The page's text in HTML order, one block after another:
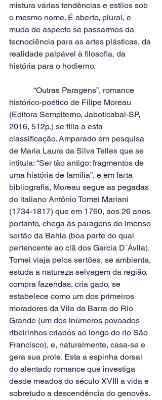
mistura várias tendências e estilos sob
o mesmo nome. É aberto, plural, e
muda de aspecto se passarmos da
tecnociência para as artes plásticas, da
realidade palpável à filosofia, da
história para o hodierno.
histórico-poético de Filipe Moreau
(Editora Sempiterno, Jaboticabal-SP,
2016, 512p.) se filia a esta
classificação. Amparado em pesquisa
de Maria Laura da Silva Telles que se
intitula: “Ser tão antigo: fragmentos de
uma história de família”, e em farta
bibliografia, Moreau segue as pegadas
do italiano Antônio Tomei Mariani
(1734-1817) que em 1760, aos 26 anos
portanto, chega às paragens do imenso
sertão da Bahia (boa parte do qual
pertencente ao clã dos Garcia D´Ávila).
Tomei viaja pelos sertões, se ambienta,
estuda a natureza selvagem da região,
compra fazendas, cria gado, se
estabelece como um dos primeiros
moradores da Vila da Barra do Rio
Grande (um dos inúmeros povoados
ribeirinhos criados ao longo do rio São
Francisco), e, naturalmente, casa-se e
gera sua prole. Esta a espinha dorsal
do alentado romance que investiga
desde meados do século XVIII a vida e
sobretudo a descendência do genovês.